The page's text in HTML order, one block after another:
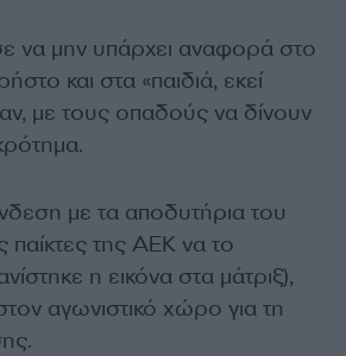
να μην υπάρχει αναφορά στο
και στα «παιδιά, εκεί
με τους οπαδούς να δίνουν
με τα αποδυτήρια του
της ΑΕΚ να το
η εικόνα στα μάτριξ),
αγωνιστικό χώρο για τη